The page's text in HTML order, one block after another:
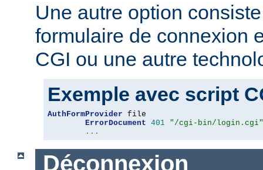
Une autre option
formulaire de connexion
CGI ou une autre
Exemple avec script
AuthFormProvider file
ErrorDocument 401 "/cgi-bin/login.cgi"
...
Déconnexion